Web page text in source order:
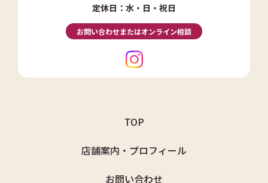
定休日：水・日・祝日
お問い合わせまたはオンライン相談
TOP
店舗案内・プロフィール
お問い合わせ